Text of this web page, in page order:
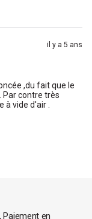
il y a 5 ans
,du fait que le
Par contre très
à vide d'air .
Paiement en